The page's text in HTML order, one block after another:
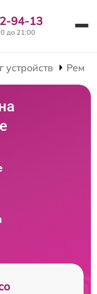
94-13
до 21:00
устройств